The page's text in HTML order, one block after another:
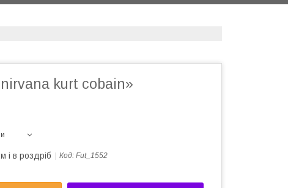
kurt cobain»
і в роздріб Код: Fut_1552